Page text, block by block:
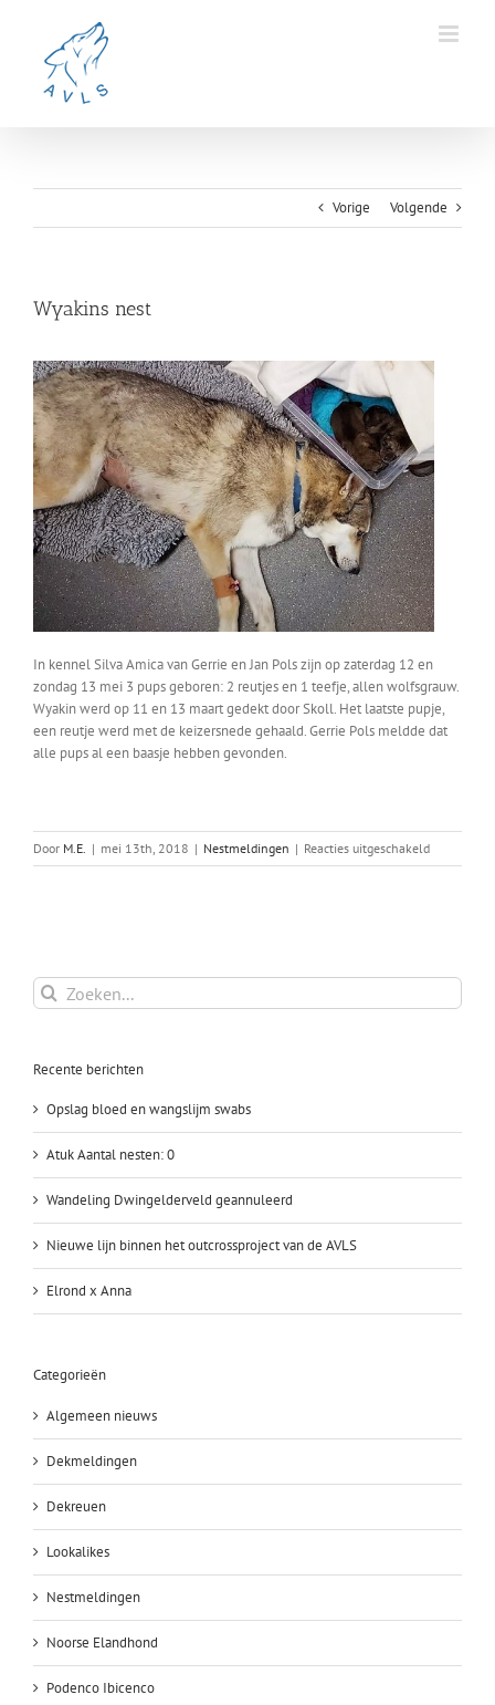
Vorige Volgende
Wyakins nest
In kennel Silva Amica van Gerrie en Jan Pols zijn op zaterdag 12 en
zondag 13 mei 3 pups geboren: 2 reutjes en 1 teefje, allen wolfsgrauw.
Wyakin werd op 11 en 13 maart gedekt door Skoll. Het laatste pupje,
een reutje werd met de keizersnede gehaald. Gerrie Pols meldde dat
alle pups al een baasje hebben gevonden.
Door M.E. | mei 13th, 2018 | Nestmeldingen | Reacties uitgeschakeldvoor
Wyakins
Zoeken
naar:
Recente berichten
Opslag bloed en wangslijm swabs
Atuk Aantal nesten: 0
Wandeling Dwingelderveld geannuleerd
Nieuwe lijn binnen het outcrossproject van de AVLS
Elrond x Anna
Categorieën
Algemeen nieuws
Dekmeldingen
Dekreuen
Lookalikes
Nestmeldingen
Noorse Elandhond
Podenco Ibicenco